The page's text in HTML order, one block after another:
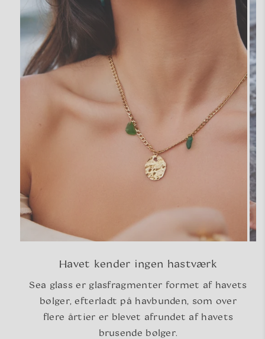
Havet kender ingen hastværk
Sea glass er glasfragmenter formet af havets
bølger, efterladt på havbunden, som over
flere årtier er blevet afrundet af havets
brusende bølger.